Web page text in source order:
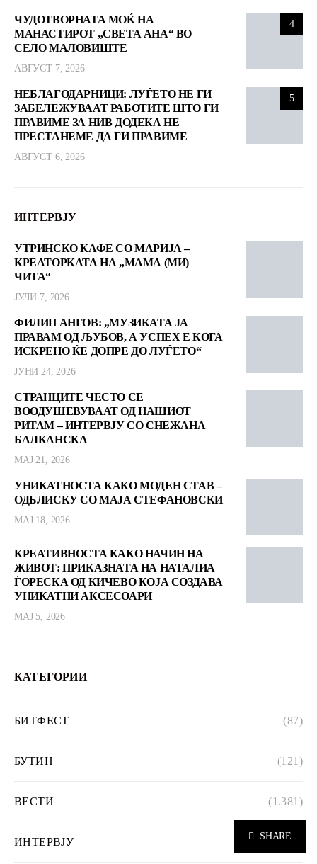
4
ЧУДОТВОРНАТА МОЌ НА
МАНАСТИРОТ „СВЕТА АНА“ ВО
СЕЛО МАЛОВИШТЕ
АВГУСТ 7, 2026
5
НЕБЛАГОДАРНИЦИ: ЛУЃЕТО НЕ ГИ
ЗАБЕЛЕЖУВААТ РАБОТИТЕ ШТО ГИ
ПРАВИМЕ ЗА НИВ ДОДЕКА НЕ
ПРЕСТАНЕМЕ ДА ГИ ПРАВИМЕ
АВГУСТ 6, 2026
ИНТЕРВЈУ
УТРИНСКО КАФЕ СО МАРИЈА –
КРЕАТОРКАТА НА „МАМА (МИ)
ЧИТА“
ЈУЛИ 7, 2026
ФИЛИП АНГОВ: „МУЗИКАТА ЈА
ПРАВАМ ОД ЉУБОВ, А УСПЕХ Е КОГА
ИСКРЕНО ЌЕ ДОПРЕ ДО ЛУЃЕТО“
ЈУНИ 24, 2026
СТРАНЦИТЕ ЧЕСТО СЕ
ВООДУШЕВУВААТ ОД НАШИОТ
РИТАМ – ИНТЕРВЈУ СО СНЕЖАНА
БАЛКАНСКА
МАЈ 21, 2026
УНИКАТНОСТА КАКО МОДЕН СТАВ –
ОДБЛИСКУ СО МАЈА СТЕФАНОВСКИ
МАЈ 18, 2026
КРЕАТИВНОСТА КАКО НАЧИН НА
ЖИВОТ: ПРИКАЗНАТА НА НАТАЛИА
ЃОРЕСКА ОД КИЧЕВО КОЈА СОЗДАВА
УНИКАТНИ АКСЕСОАРИ
МАЈ 5, 2026
КАТЕГОРИИ
БИТФЕСТ (87)
БУТИН (121)
ВЕСТИ (1.381)
ИНТЕРВЈУ (241)
SHARE